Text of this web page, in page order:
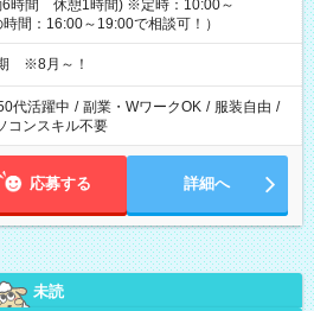
6時間 休憩1時間) ※定時：10:00～
間：16:00～19:00で相談可！）
期 ※8月～！
代活躍中 / 副業・WワークOK / 服装自由 /
コンスキル不要
応募する 詳細へ
未読